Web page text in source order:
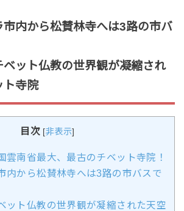
市内から松賛林寺へは3路の市バ
ベット仏教の世界観が凝縮され
ト寺院
目次 [非表示]
雲南省最大、最古のチベット寺院！
内から松賛林寺へは3路の市バスで
ット仏教の世界観が凝縮された天空